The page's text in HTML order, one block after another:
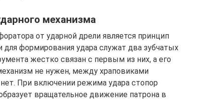
механизма
от ударной дрели является принцип
формирования удара служат два зубчатых
жестко связан с первым из них, а его
не нужен, между храповиками
нет. При включении режима удара стопор
вращательное движение патрона в